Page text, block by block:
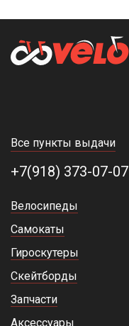
Все пункты выдачи
+7(918) 373-07-07
Велосипеды
Самокаты
Гироскутеры
Скейтборды
Запчасти
Аксессуары